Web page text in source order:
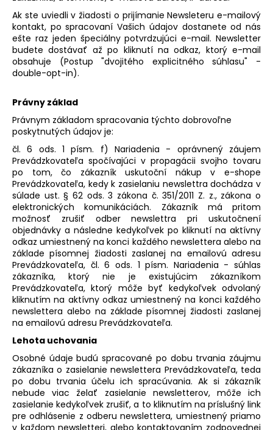
Ak ste uviedli v žiadosti o prijímanie Newsleteru e-mailový
kontakt, po spracovaní Vašich údajov dostanete od nás
ešte raz jeden špeciálny potvrdzujúci e-mail. Newsletter
budete dostávať až po kliknutí na odkaz, ktorý e-mail
obsahuje (Postup "dvojitého explicitného súhlasu" -
double-opt-in).
Právny základ
Právnym základom spracovania týchto dobrovoľne
poskytnutých údajov je:
čl. 6 ods. 1 písm. f) Nariadenia - oprávnený záujem
Prevádzkovateľa spočívajúci v propagácii svojho tovaru
po tom, čo zákazník uskutoční nákup v e-shope
Prevádzkovateľa, kedy k zasielaniu newslettra dochádza v
súlade ust. § 62 ods. 3 zákona č. 351/2011 Z. z., zákona o
elektronických komunikáciách. Zákazník má pritom
možnosť zrušiť odber newslettra pri uskutočnení
objednávky a následne kedykoľvek po kliknutí na aktívny
odkaz umiestnený na konci každého newslettera alebo na
základe písomnej žiadosti zaslanej na emailovú adresu
Prevádzkovateľa, čl. 6 ods. 1 písm. Nariadenia - súhlas
zákazníka, ktorý nie je existujúcim zákazníkom
Prevádzkovateľa, ktorý môže byť kedykoľvek odvolaný
kliknutím na aktívny odkaz umiestnený na konci každého
newslettera alebo na základe písomnej žiadosti zaslanej
na emailovú adresu Prevádzkovateľa.
Lehota uchovania
Osobné údaje budú spracované po dobu trvania záujmu
zákazníka o zasielanie newslettera Prevádzkovateľa, teda
po dobu trvania účelu ich spracúvania. Ak si zákazník
nebude viac želať zasielanie newsletterov, môže ich
zasielanie kedykoľvek zrušiť, a to kliknutím na príslušný link
pre odhlásenie z odberu newslettera, umiestnený priamo
v každom newsletteri, alebo kontaktovaním zodpovednej